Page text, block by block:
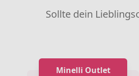
Sollte dein
Minelli Outlet